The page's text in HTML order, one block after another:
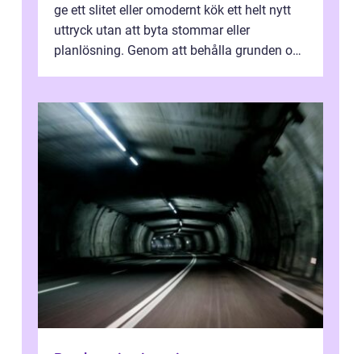
ge ett slitet eller omodernt kök ett helt nytt
uttryck utan att byta stommar eller
planlösning. Genom att behålla grunden och